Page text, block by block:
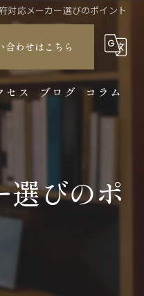
対応メーカー選びのポイント
合わせはこちら
セス ブログ コラム
選びのポ